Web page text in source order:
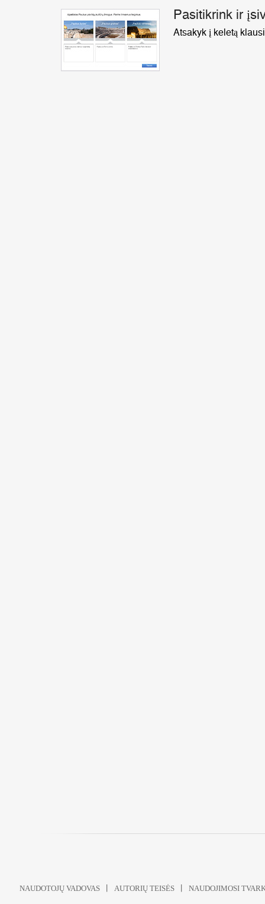
Pasitikrink ir
Atsakyk į keletą
NAUDOTOJŲ VADOVAS AUTORIŲ TEISĖS NAUDOJIMOSI